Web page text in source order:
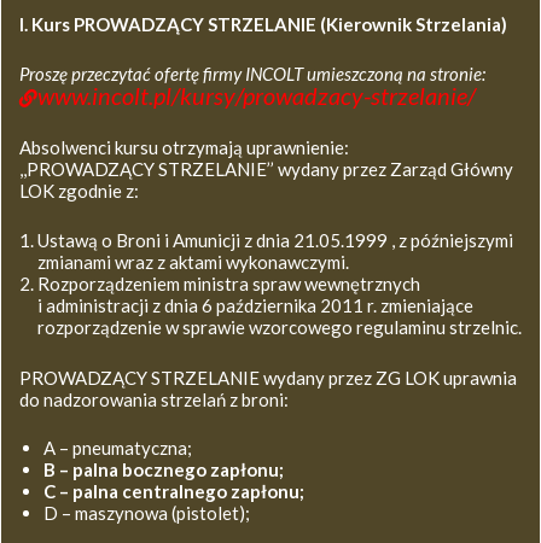
I. Kurs PROWADZĄCY STRZELANIE (Kierownik Strzelania)
Proszę przeczytać ofertę firmy INCOLT umieszczoną na stronie:
www.incolt.pl/kursy/prowadzacy-strzelanie/
Absolwenci kursu otrzymają uprawnienie:
,,PROWADZĄCY STRZELANIE’’ wydany przez Zarząd Główny
LOK zgodnie z:
Ustawą o Broni i Amunicji z dnia 21.05.1999 , z późniejszymi
zmianami wraz z aktami wykonawczymi.
Rozporządzeniem ministra spraw wewnętrznych
i administracji z dnia 6 października 2011 r. zmieniające
rozporządzenie w sprawie wzorcowego regulaminu strzelnic.
PROWADZĄCY STRZELANIE wydany przez ZG LOK uprawnia
do nadzorowania strzelań z broni:
A – pneumatyczna;
B – palna bocznego zapłonu;
C – palna centralnego zapłonu;
D – maszynowa (pistolet);